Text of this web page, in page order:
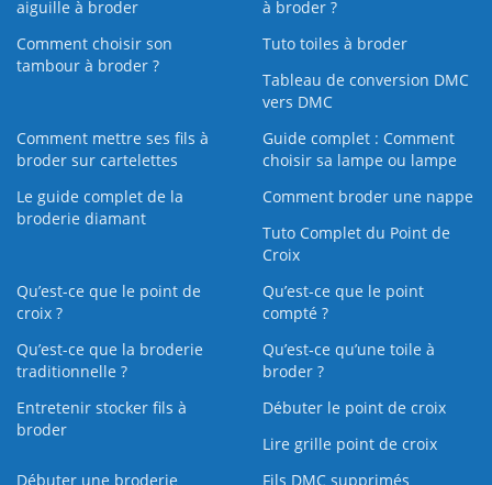
aiguille à broder
à broder ?
Comment choisir son
tambour à broder ?
Tuto toiles à broder
Tableau de conversion DMC
vers DMC
Comment mettre ses fils à
broder sur cartelettes
Guide complet : Comment
choisir sa lampe ou lampe
Le guide complet de la
broderie diamant
Comment broder une nappe
Tuto Complet du Point de
Croix
Qu’est-ce que le point de
croix ?
Qu’est-ce que le point
compté ?
Qu’est-ce que la broderie
traditionnelle ?
Qu’est‑ce qu’une toile à
broder ?
Entretenir stocker fils à
broder
Débuter le point de croix
Lire grille point de croix
Débuter une broderie
Fils DMC supprimés